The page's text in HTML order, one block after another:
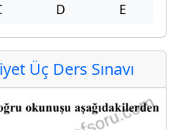
D E
Üç Ders Sınavı